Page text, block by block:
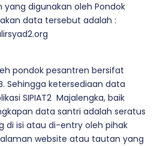
digunakan oleh Pondok
data tersebut adalah :
pondok pesantren bersifat
Sehingga ketersediaan data
SIPIAT2 Majalengka, baik
data santri adalah seratus
di isi atau di-entry oleh pihak
website atau tautan yang